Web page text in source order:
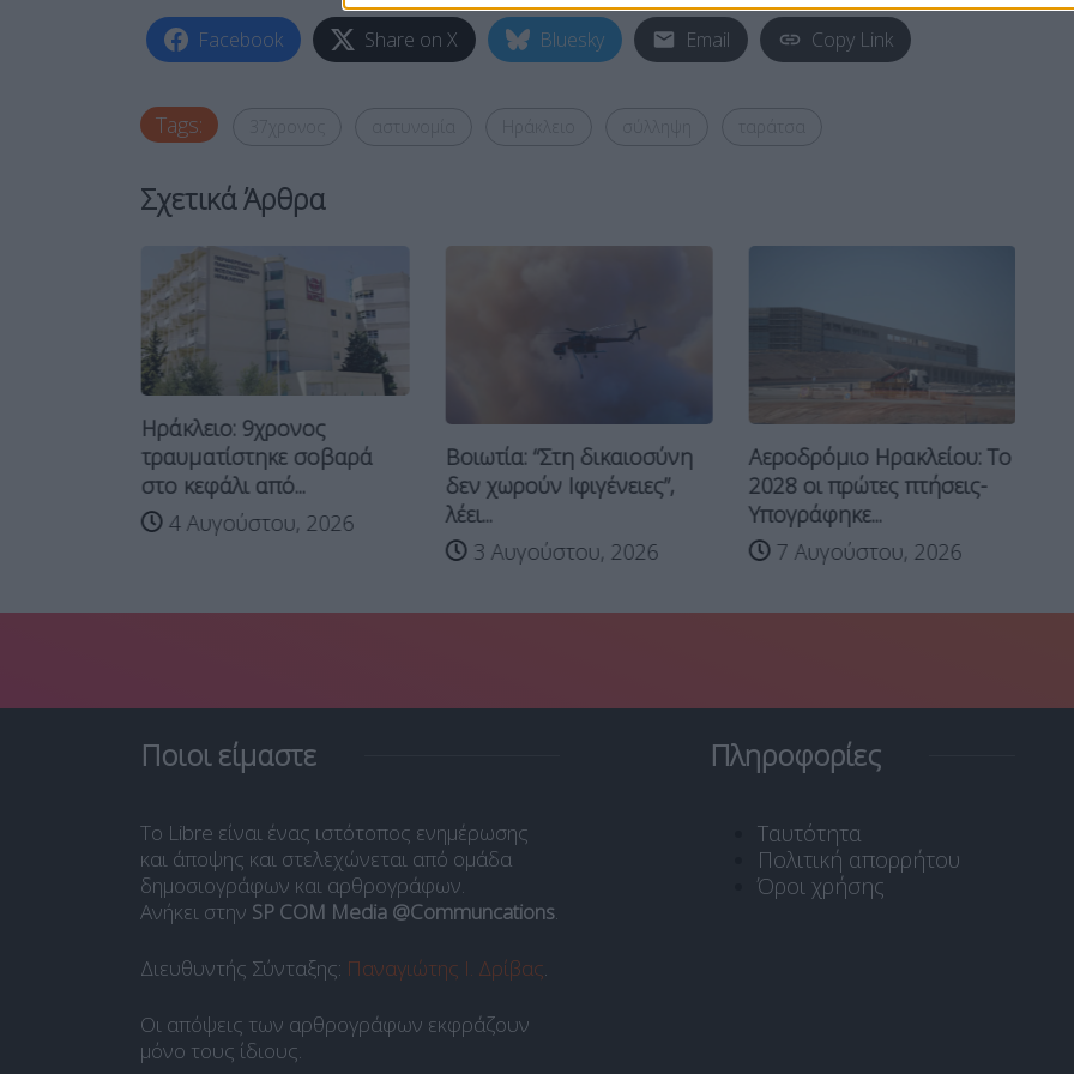
Facebook Share on X Bluesky Email Copy Link
Tags:
Σχετικά Άρθρα
Ηράκλειο: 9χρονος
τραυματίστηκε σοβαρά
στο κεφάλι από...
4 Αυγούστου, 2026
Βοιωτία: “Στη δικαιοσύνη
δεν χωρούν Ιφιγένειες”,
λέει...
3 Αυγούστου, 2026
Αεροδρόμιο Ηρακλείου: Το
2028 οι πρώτες πτήσεις-
Υπογράφηκε...
7 Αυγούστου, 2026
Ποιοι είμαστε
Το Libre είναι ένας ιστότοπος ενημέρωσης
και άποψης και στελεχώνεται από ομάδα
δημοσιογράφων και αρθρογράφων.
Ανήκει στην SP COM Media @Communcations.
Διευθυντής Σύνταξης: Παναγιώτης Ι. Δρίβας.
Οι απόψεις των αρθρογράφων εκφράζουν
μόνο τους ίδιους.
Πληροφορίες
Ταυτότητα
Πολιτική απορρήτου
Όροι χρήσης